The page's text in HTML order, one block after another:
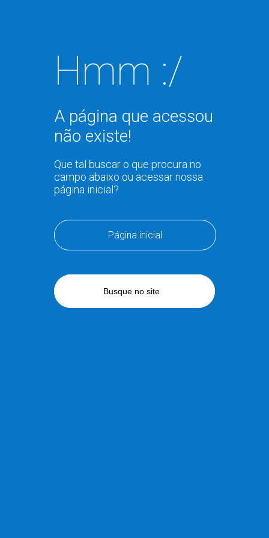
Hmm :/
A página que acessou
não existe!
Que tal buscar o que procura no
campo abaixo ou acessar nossa
página inicial?
Página inicial